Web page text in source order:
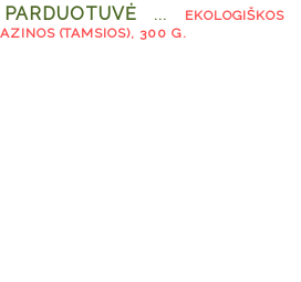
PARDUOTUVĖ ...
EKOLOGIŠKOS
(TAMSIOS), 300 G.